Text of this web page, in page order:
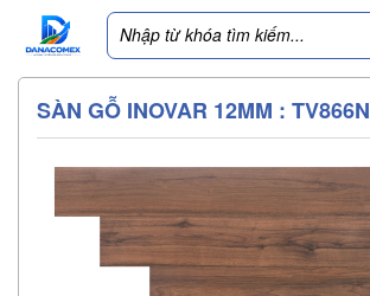
SÀN GỖ INOVAR 12MM : TV866N